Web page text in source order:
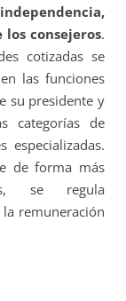
independencia,
consejeros.
cotizadas se
las funciones
su presidente y
categorías de
de forma más
se regula
remuneración